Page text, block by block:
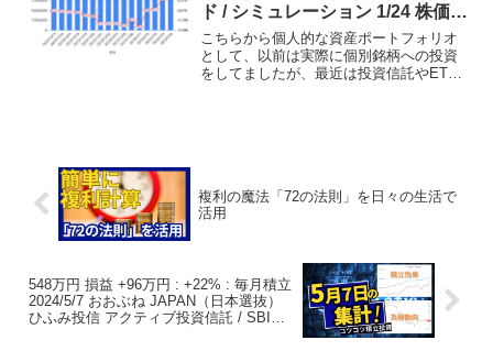
ド / シミュレーション 1/24 株価回
復、ありがたいけど引き続き慎重
路線
こちらから個人的な資産ポートフォリオ
として、以前は実際に個別銘柄への投資
をしてましたが、最近は投資信託やETF
複利の魔法「72の法則」を日々の生活で
活用
548万円 損益 +96万円 : +22% : 毎月積立
2024/5/7 おおぶね JAPAN（日本選抜）
ひふみ投信 アクティブ投資信託 / SBIラ